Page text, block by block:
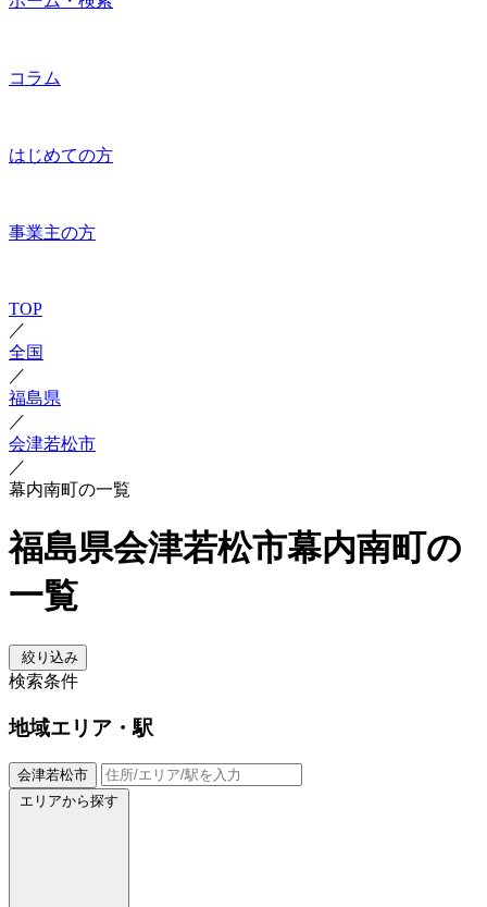
コラム
はじめての方
事業主の方
TOP
／
全国
／
福島県
／
会津若松市
／
幕内南町の一覧
福島県会津若松市幕内南町の
一覧
絞り込み
検索条件
地域エリア・駅
会津若松市
エリアから探す